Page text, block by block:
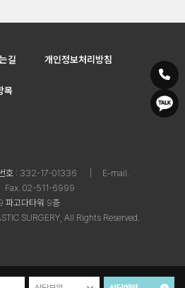
길 개인정보처리방침
목
호 : 332-17-‍01336
E-mail.
Fax. 02-‍511-6999
파고다타워 9층
SURGERY, All Rights Reserved.